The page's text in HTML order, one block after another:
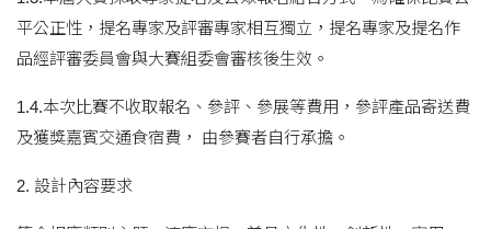
平公正性，提名專家及評審專家相互獨立，提名專家及提名作
品經評審委員會與大賽組委會審核後生效。
1.4.本次比賽不收取報名、參評、參展等費用，參評產品寄送費
及獲獎嘉賓交通食宿費， 由參賽者自行承擔。
2. 設計內容要求